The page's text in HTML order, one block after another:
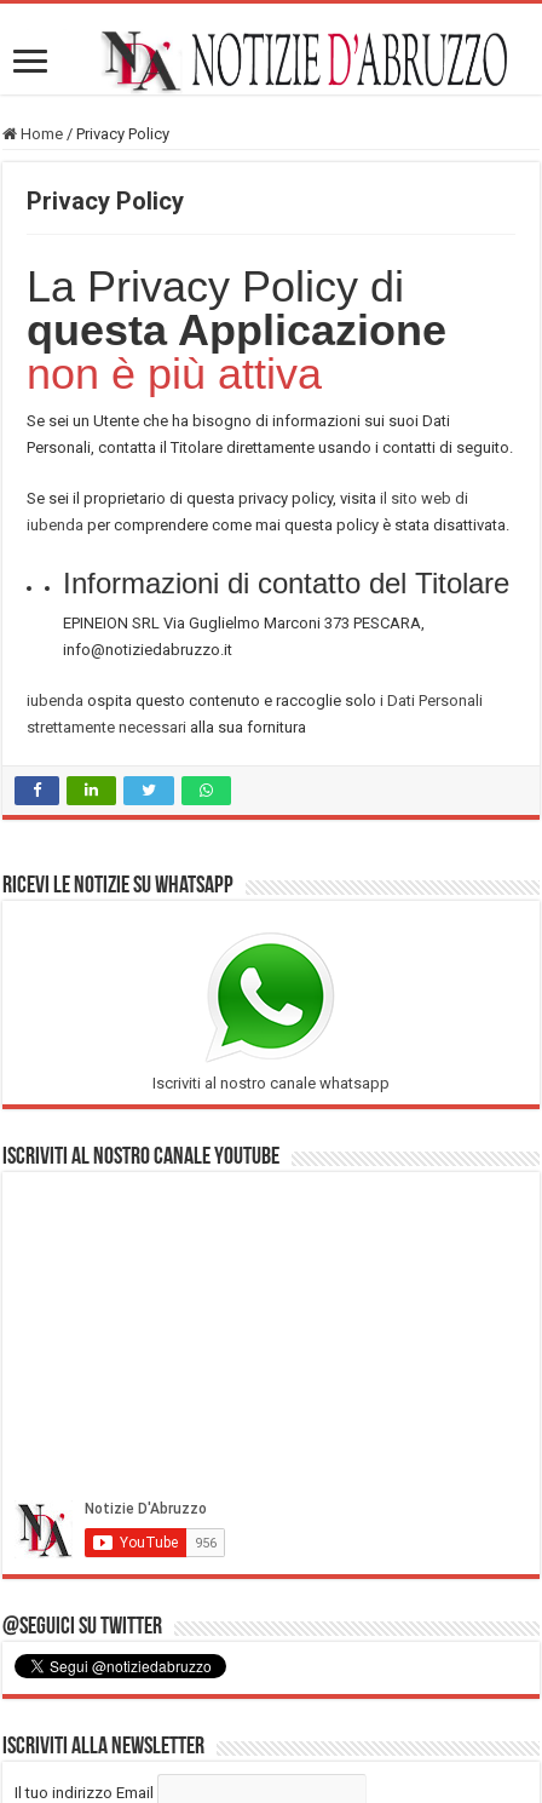
Home / Privacy Policy
Privacy Policy
La Privacy Policy di
questa Applicazione
non è più attiva
Se sei un Utente che ha bisogno di informazioni sui suoi Dati
Personali, contatta il Titolare direttamente usando i contatti di seguito.
Se sei il proprietario di questa privacy policy, visitail sito web di
iubenda per comprendere come mai questa policy è stata disattivata.
Informazioni di contatto del Titolare
EPINEION SRL Via Guglielmo Marconi 373 PESCARA,
info@notiziedabruzzo.it
iubenda ospita questo contenuto e raccoglie soloi Dati Personali
strettamente necessari alla sua fornitura
Ricevi le notizie su Whatsapp
Iscriviti al nostro canale whatsapp
Iscriviti al nostro Canale Youtube
@Seguici su Twitter
Iscriviti alla Newsletter
Il tuo indirizzo Email